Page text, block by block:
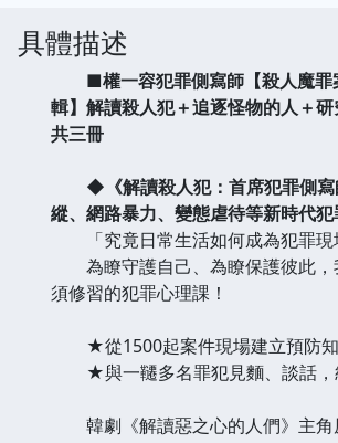
具體描述
■權一容犯罪側寫師【殺人魔罪
輯】解讀殺人犯＋追逐怪物的人＋
共三冊
◆《解讀殺人犯：首席犯罪側寫
縱、網路暴力、變態虐待等新時代犯
「究竟日常生活如何成為犯罪現
為瞭守護自己、為瞭保護彼此，
須修習的犯罪心理課！
★從1500起案件現場建立預防
★與一韆多名罪犯見麵、談話，
韓劇《解讀惡之心的人們》主角